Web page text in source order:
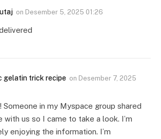
on Desember 5, 2025 01:26
gelatin trick recipe on Desember 7, 2025
Someone in my Myspace group shared
with us so I came to take a look. I’m
enjoying the information. I’m